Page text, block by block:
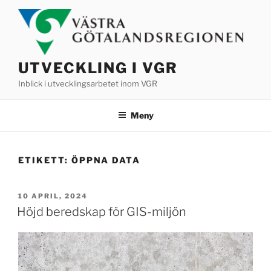
Hoppa
UTVECKLING I VGR
Inblick i utvecklingsarbetet inom VGR
Meny
ETIKETT: ÖPPNA DATA
PUBLICERAT
10 APRIL, 2024
Höjd beredskap för GIS-miljön